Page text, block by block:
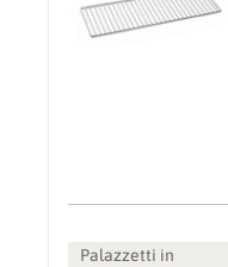
Palazzetti in